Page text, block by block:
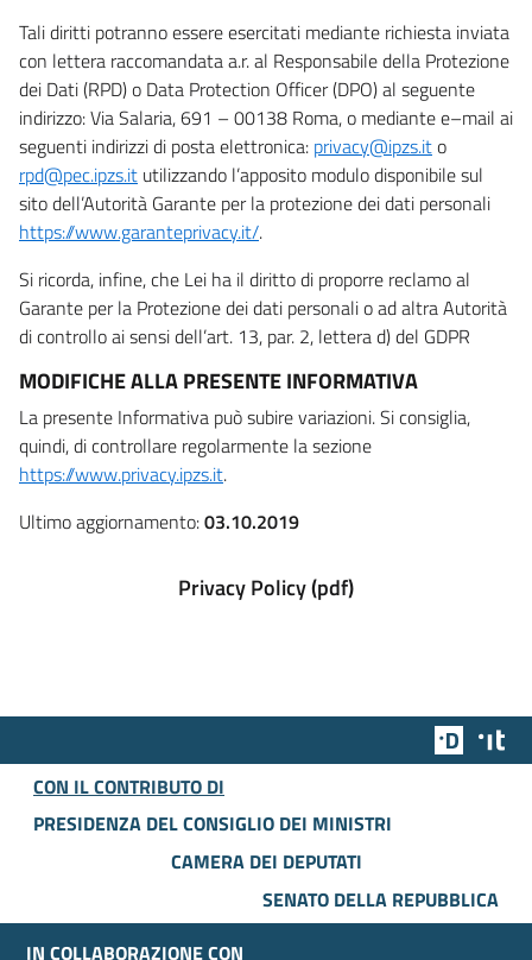
Tali diritti potranno essere esercitati mediante richiesta inviata
con lettera raccomandata a.r. al Responsabile della Protezione
dei Dati (RPD) o Data Protection Officer (DPO) al seguente
indirizzo: Via Salaria, 691 – 00138 Roma, o mediante e–mail ai
seguenti indirizzi di posta elettronica: privacy@ipzs.ito
rpd@pec.ipzs.it utilizzando l’apposito modulo disponibile sul
sito dell’Autorità Garante per la protezione dei dati personali
https://www.garanteprivacy.it/.
Si ricorda, infine, che Lei ha il diritto di proporre reclamo al
Garante per la Protezione dei dati personali o ad altra Autorità
di controllo ai sensi dell’art. 13, par. 2, lettera d) del GDPR
MODIFICHE ALLA PRESENTE INFORMATIVA
La presente Informativa può subire variazioni. Si consiglia,
quindi, di controllare regolarmente la sezione
https://www.privacy.ipzs.it.
Ultimo aggiornamento:03.10.2019
Privacy Policy (pdf)
Team
CON IL CONTRIBUTO DI
PRESIDENZA DEL CONSIGLIO DEI MINISTRI
CAMERA DEI DEPUTATI
SENATO DELLA REPUBBLICA
IN COLLABORAZIONE CON